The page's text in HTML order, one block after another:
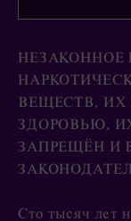
НЕЗАКОННОЕ
ВЕЩЕСТВ, ИХ
ЗДОРОВЬЮ,
ЗАПРЕЩЁН И
Сто тысяч лет